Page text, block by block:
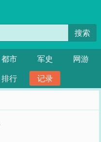
搜索
都市 军史
网游
排行 记录